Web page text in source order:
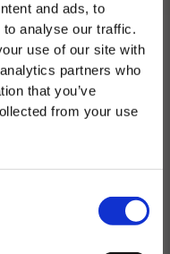
and ads, to
analyse our traffic.
use of our site with
partners who
that you’ve
from your use